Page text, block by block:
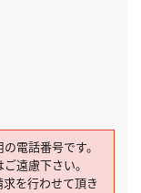
電話番号です。
遠慮下さい。
を行わせて頂き